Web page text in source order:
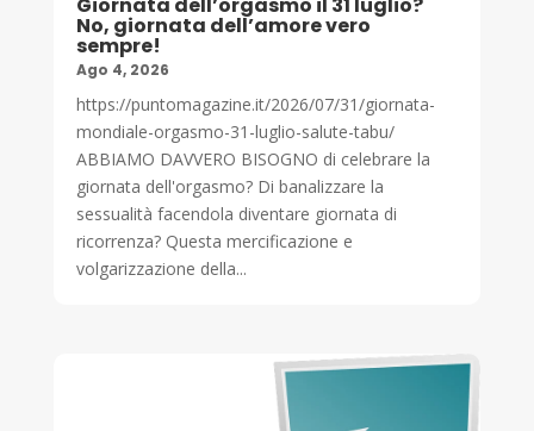
No, giornata dell’amore vero
sempre!
Ago 4, 2026
https://puntomagazine.it/2026/07/31/giornata-
mondiale-orgasmo-31-luglio-salute-tabu/
ABBIAMO DAVVERO BISOGNO di celebrare la
giornata dell'orgasmo? Di banalizzare la
sessualità facendola diventare giornata di
ricorrenza? Questa mercificazione e
volgarizzazione della...